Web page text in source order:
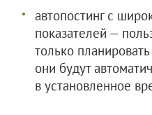
автопостинг с
показателей —
только
они будут
в установленное